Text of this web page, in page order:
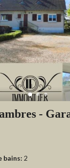
-
bains: 2